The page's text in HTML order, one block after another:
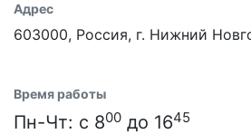
Адрес
603000, Россия, г. Нижний
Время работы
Пн-Чт: с 800 до 1645